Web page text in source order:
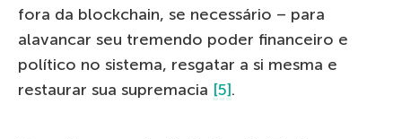
fora da blockchain, se necessário – para
alavancar seu tremendo poder financeiro e
político no sistema, resgatar a si mesma e
restaurar sua supremacia [5].